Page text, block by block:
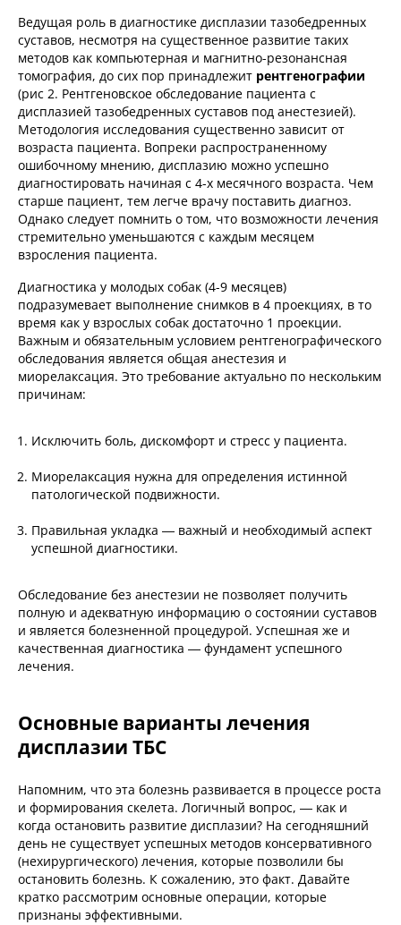
Ведущая роль в диагностике дисплазии тазобедренных
суставов, несмотря на существенное развитие таких
методов как компьютерная и магнитно-резонансная
томография, до сих пор принадлежит рентгенографии
(рис 2. Рентгеновское обследование пациента с
дисплазией тазобедренных суставов под анестезией).
Методология исследования существенно зависит от
возраста пациента. Вопреки распространенному
ошибочному мнению, дисплазию можно успешно
диагностировать начиная с 4-х месячного возраста. Чем
старше пациент, тем легче врачу поставить диагноз.
Однако следует помнить о том, что возможности лечения
стремительно уменьшаются с каждым месяцем
взросления пациента.
Диагностика у молодых собак (4-9 месяцев)
подразумевает выполнение снимков в 4 проекциях, в то
время как у взрослых собак достаточно 1 проекции.
Важным и обязательным условием рентгенографического
обследования является общая анестезия и
миорелаксация. Это требование актуально по нескольким
причинам:
Исключить боль, дискомфорт и стресс у пациента.
Миорелаксация нужна для определения истинной
патологической подвижности.
Правильная укладка — важный и необходимый аспект
успешной диагностики.
Обследование без анестезии не позволяет получить
полную и адекватную информацию о состоянии суставов
и является болезненной процедурой. Успешная же и
качественная диагностика — фундамент успешного
лечения.
Основные варианты лечения
дисплазии ТБС
Напомним, что эта болезнь развивается в процессе роста
и формирования скелета. Логичный вопрос, — как и
когда остановить развитие дисплазии? На сегодняшний
день не существует успешных методов консервативного
(нехирургического) лечения, которые позволили бы
остановить болезнь. К сожалению, это факт. Давайте
кратко рассмотрим основные операции, которые
признаны эффективными.